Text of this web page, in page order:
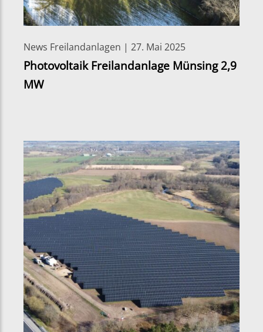
News Freilandanlagen | 27. Mai 2025
Photovoltaik Freilandanlage Münsing 2,9
MW